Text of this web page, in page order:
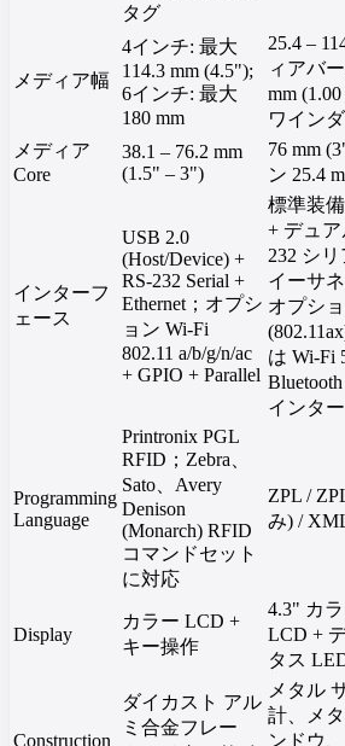
タグ
メディア幅
4インチ: 最大
114.3 mm (4.5");
6インチ: 最大
180 mm
25.4 –
ィアバ
mm
ワイン
メディア
Core
38.1 – 76.2 mm
(1.5" – 3")
76 mm
ン 25.4
インターフ
ェース
USB 2.0
(Host/Device) +
RS-232 Serial +
Ethernet；オプシ
ョン Wi-Fi
802.11 a/b/g/n/ac
+ GPIO + Parallel
標準装
+ デュア
232 シリ
イーサ
オプシ
は Wi-Fi
インタ
Programming
Language
Printronix PGL
RFID；Zebra、
Sato、Avery
Denison
(Monarch) RFID
コマンドセット
に対応
ZPL /
み) /
Display
カラー LCD +
キー操作
4.3" カ
LCD +
タス
Construction
ダイカスト アル
ミ合金フレー
メタル
計、メ
ンドウ